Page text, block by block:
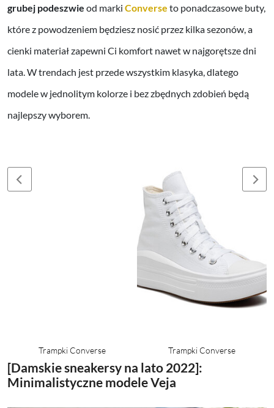
grubej podeszwie od marki Converse to ponadczasowe buty,
które z powodzeniem będziesz nosić przez kilka sezonów, a
cienki materiał zapewni Ci komfort nawet w najgorętsze dni
lata. W trendach jest przede wszystkim klasyka, dlatego
modele w jednolitym kolorze i bez zbędnych zdobień będą
najlepszy wyborem.
Trampki Converse Trampki Converse
[Damskie sneakersy na lato 2022]:
Minimalistyczne modele Veja